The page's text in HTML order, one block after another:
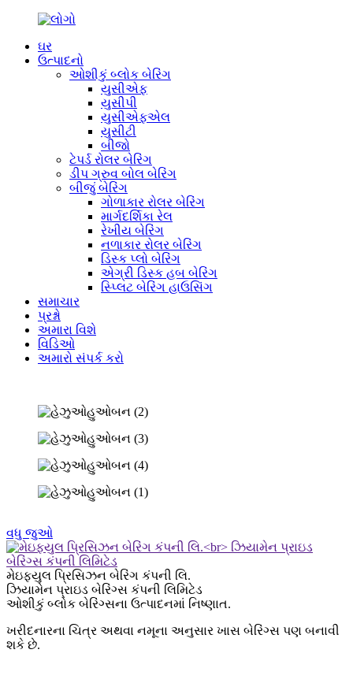
ઘર
ઉત્પાદનો
ઓશીકું બ્લોક બેરિંગ
યુસીએફ
યુસીપી
યુસીએફએલ
યુસીટી
બીજો
ટેપર્ડ રોલર બેરિંગ
ડીપ ગ્રુવ બોલ બેરિંગ
બીજું બેરિંગ
ગોળાકાર રોલર બેરિંગ
માર્ગદર્શિકા રેલ
રેખીય બેરિંગ
નળાકાર રોલર બેરિંગ
ડિસ્ક પ્લો બેરિંગ
એગ્રી ડિસ્ક હબ બેરિંગ
સ્પ્લિટ બેરિંગ હાઉસિંગ
સમાચાર
પ્રશ્નો
અમારા વિશે
વિડિઓ
અમારો સંપર્ક કરો
વધુ જુઓ
મેઇફ્યુલ પ્રિસિઝન બેરિંગ કંપની લિ.
ઝિયામેન પ્રાઇડ બેરિંગ્સ કંપની લિમિટેડ
ઓશીકું બ્લોક બેરિંગ્સના ઉત્પાદનમાં નિષ્ણાત.
ખરીદનારના ચિત્ર અથવા નમૂના અનુસાર ખાસ બેરિંગ્સ પણ બનાવી
શકે છે.